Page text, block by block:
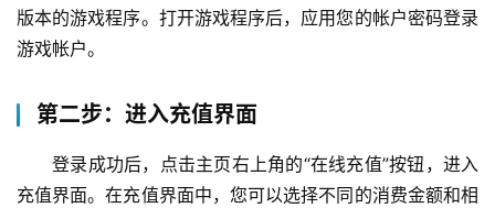
版本的游戏程序。打开游戏程序后，应用您的帐户密码登录
游戏帐户。
第二步：进入充值界面
登录成功后，点击主页右上角的“在线充值”按钮，进入
充值界面。在充值界面中，您可以选择不同的消费金额和相